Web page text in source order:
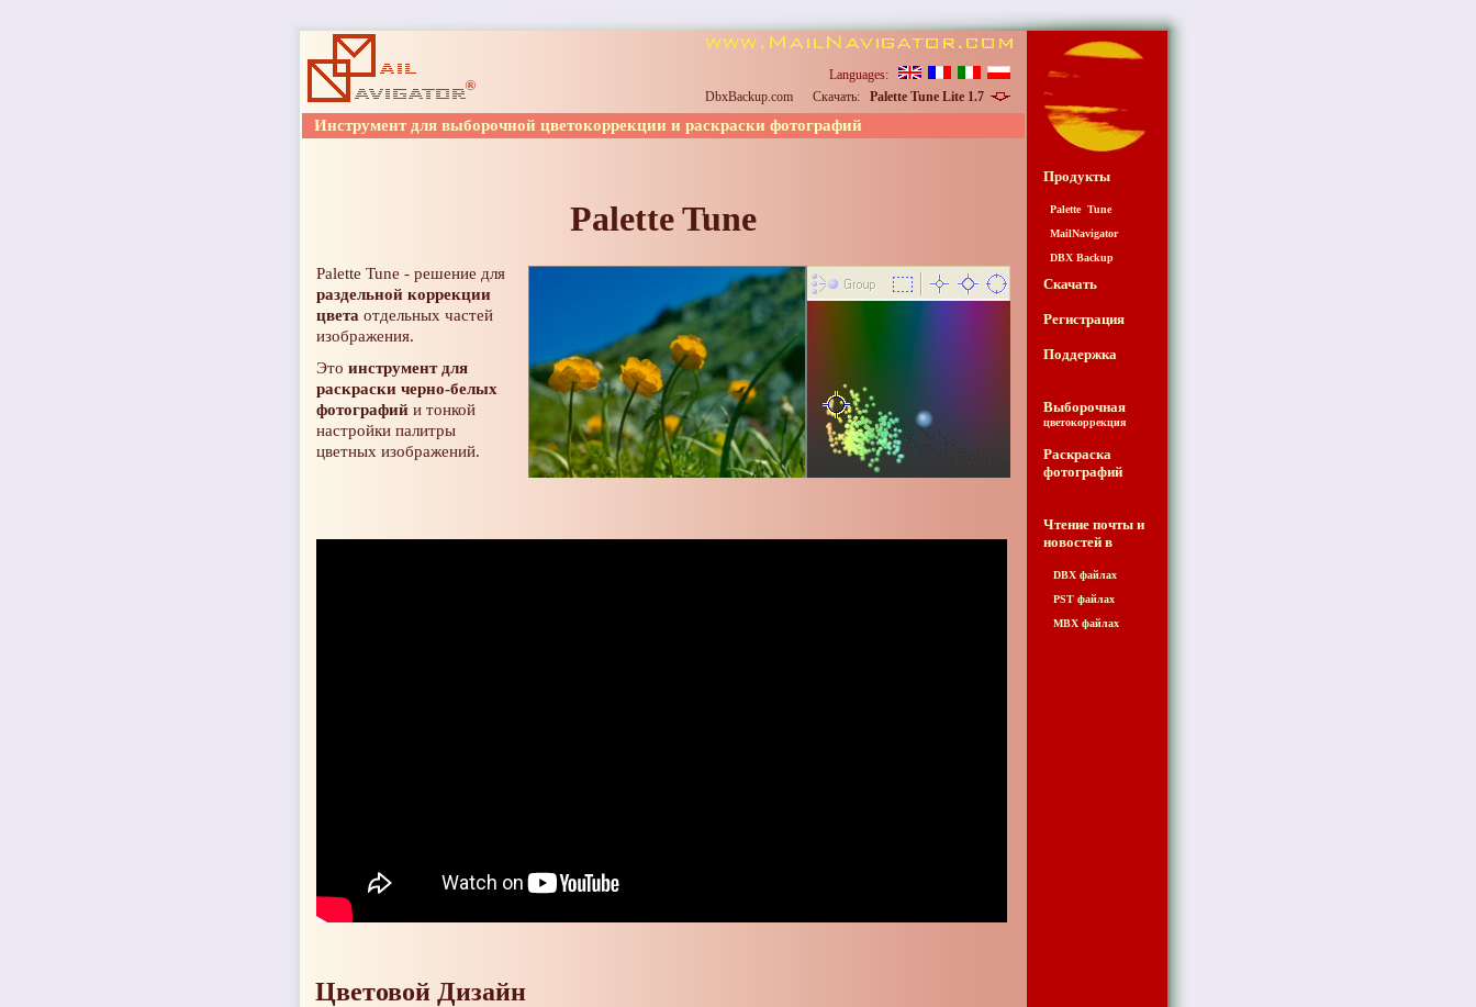
Languages:
DbxBackup.com
Скачать: Palette Tune Lite 1.7
Инструмент для выборочной цветокоррекции и раскраски фотографий
Palette Tune
Palette Tune - решение для
раздельной коррекции
цвета отдельных частей
изображения.
Этоинструмент для
раскраски черно-белых
фотографий и тонкой
настройки палитры
цветных изображений.
Цветовой Дизайн
Продукты
Palette Tune
MailNavigator
DBX Backup
Скачать
Регистрация
Поддержка
Выборочная
цветокоррекция
Раскраска
фотографий
Чтение почты и
новостей в
DBX файлах
PST файлах
MBX файлах